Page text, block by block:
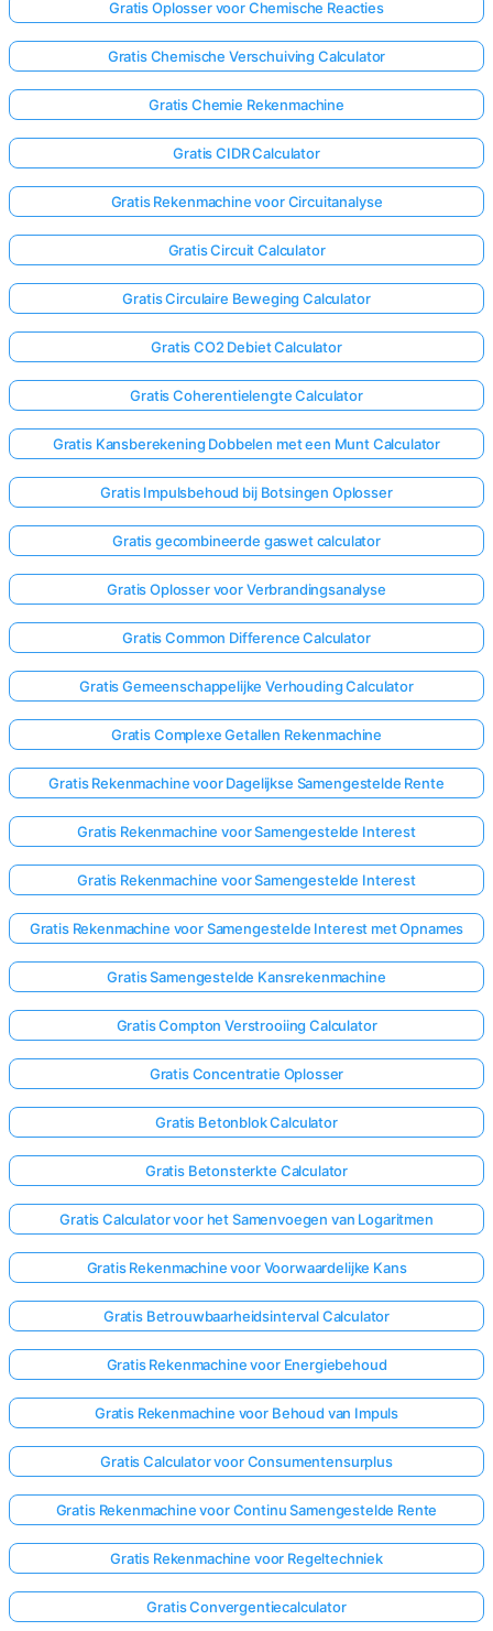
Gratis Oplosser voor Chemische Reacties
Gratis Chemische Verschuiving Calculator
Gratis Chemie Rekenmachine
Gratis CIDR Calculator
Gratis Rekenmachine voor Circuitanalyse
Gratis Circuit Calculator
Gratis Circulaire Beweging Calculator
Gratis CO2 Debiet Calculator
Gratis Coherentielengte Calculator
Gratis Kansberekening Dobbelen met een Munt Calculator
Gratis Impulsbehoud bij Botsingen Oplosser
Gratis gecombineerde gaswet calculator
Gratis Oplosser voor Verbrandingsanalyse
Gratis Common Difference Calculator
Gratis Gemeenschappelijke Verhouding Calculator
Gratis Complexe Getallen Rekenmachine
Gratis Rekenmachine voor Dagelijkse Samengestelde Rente
Gratis Rekenmachine voor Samengestelde Interest
Gratis Rekenmachine voor Samengestelde Interest
Gratis Rekenmachine voor Samengestelde Interest met Opnames
Gratis Samengestelde Kansrekenmachine
Gratis Compton Verstrooiing Calculator
Gratis Concentratie Oplosser
Gratis Betonblok Calculator
Gratis Betonsterkte Calculator
Gratis Calculator voor het Samenvoegen van Logaritmen
Gratis Rekenmachine voor Voorwaardelijke Kans
Gratis Betrouwbaarheidsinterval Calculator
Gratis Rekenmachine voor Energiebehoud
Gratis Rekenmachine voor Behoud van Impuls
Gratis Calculator voor Consumentensurplus
Gratis Rekenmachine voor Continu Samengestelde Rente
Gratis Rekenmachine voor Regeltechniek
Gratis Convergentiecalculator